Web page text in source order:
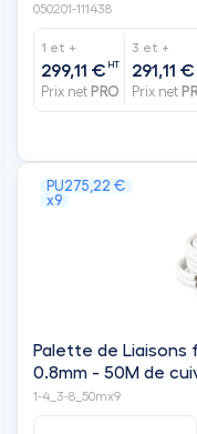
050201-111438
1 et +
299,11 € HT
Prix net PRO
3 et +
291,11 €
Prix net
PU275,22 €
x9
Palette de Liaisons
0.8mm - 50M de
1-4_3-8_50mx9